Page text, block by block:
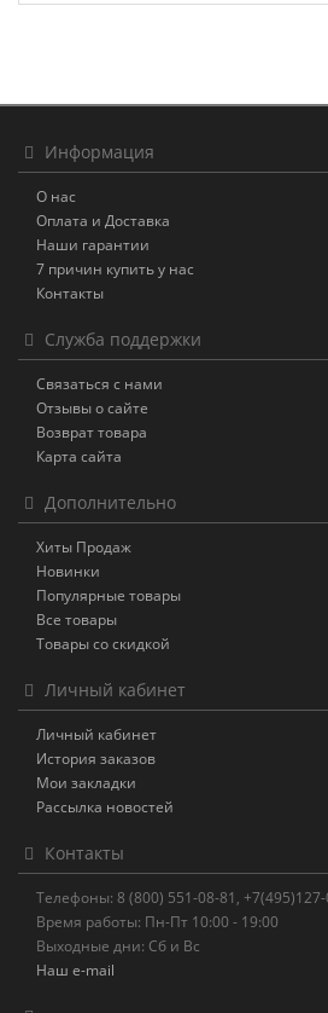
Информация
О нас
Оплата и Доставка
Наши гарантии
7 причин купить у нас
Контакты
Служба поддержки
Связаться с нами
Отзывы о сайте
Возврат товара
Карта сайта
Дополнительно
Хиты Продаж
Новинки
Популярные товары
Все товары
Товары со скидкой
Личный кабинет
Личный кабинет
История заказов
Мои закладки
Рассылка новостей
Контакты
Телефоны: 8 (800) 551-08-81,
Время работы: Пн-Пт 10:00 - 19:00
Выходные дни: Сб и Вс
Наш e-mail